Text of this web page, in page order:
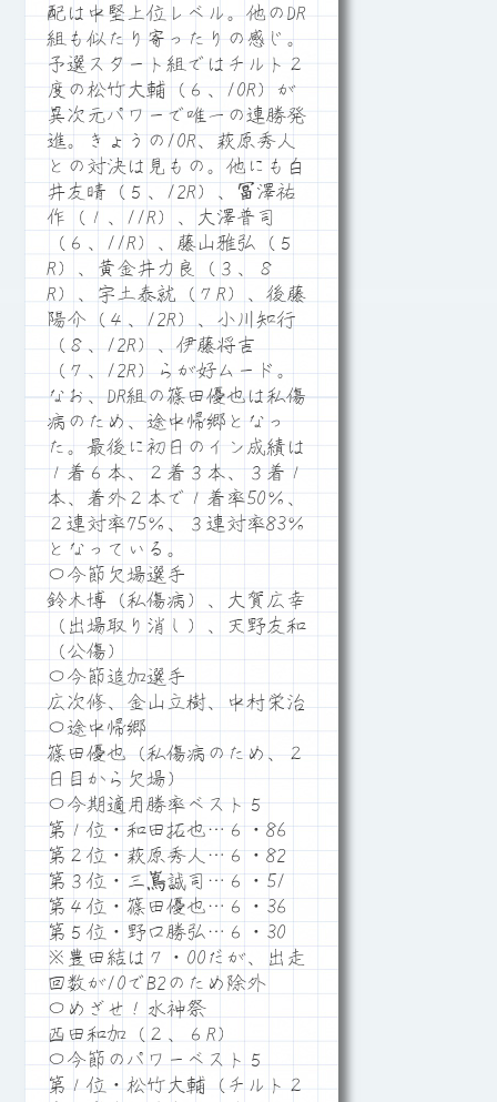
配は中堅上位レベル。他のDR
組も似たり寄ったりの感じ。
予選スタート組ではチルト２
度の松竹大輔（６、10R）が
異次元パワーで唯一の連勝発
進。きょうの10R、萩原秀人
との対決は見もの。他にも白
井友晴（５、12R）、冨澤祐
作（１、11R）、大澤普司
（６、11R）、藤山雅弘（５
R）、黄金井力良（３、８
R）、宇土泰就（７R）、後藤
陽介（４、12R）、小川知行
（８、12R）、伊藤将吉
（７、12R）らが好ムード。
なお、DR組の篠田優也は私傷
病のため、途中帰郷となっ
た。最後に初日のイン成績は
１着６本、２着３本、３着１
本、着外２本で１着率50％、
２連対率75％、３連対率83％
となっている。
〇今節欠場選手
鈴木博（私傷病）、大賀広幸
（出場取り消し）、天野友和
（公傷）
〇今節追加選手
広次修、金山立樹、中村栄治
〇途中帰郷
篠田優也（私傷病のため、２
日目から欠場）
〇今期適用勝率ベスト５
第１位・和田拓也…６・86
第２位・萩原秀人…６・82
第３位・三嶌誠司…６・51
第４位・篠田優也…６・36
第５位・野口勝弘…６・30
※豊田結は７・00だが、出走
回数が10でB2のため除外
〇めざせ！水神祭
西田和加（２、６R）
〇今節のパワーベスト５
第１位・松竹大輔（チルト２